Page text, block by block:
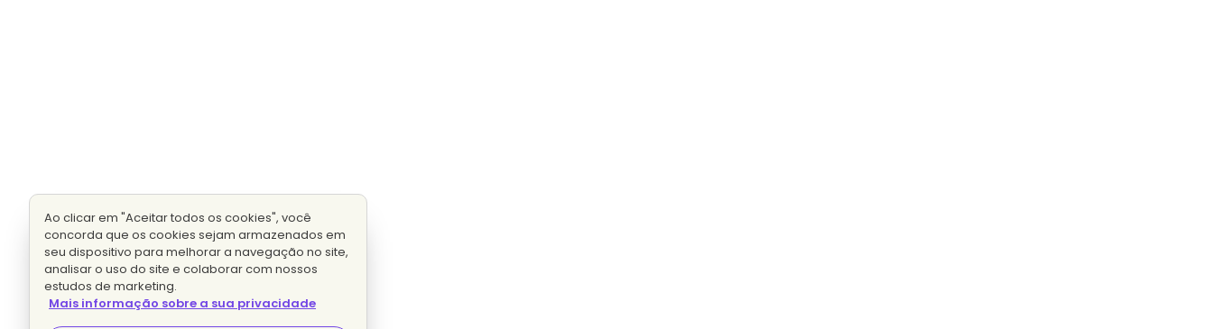
Ao clicar em "Aceitar todos os cookies", você
concorda que os cookies sejam armazenados em
seu dispositivo para melhorar a navegação no site,
analisar o uso do site e colaborar com nossos
estudos de marketing.
Mais informação sobre a sua privacidade